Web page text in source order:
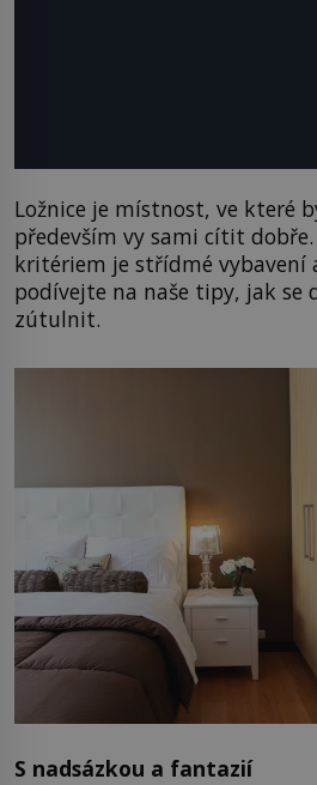
Ložnice je místnost, ve které
především vy sami cítit
kritériem je střídmé vybavení
podívejte na naše tipy, jak se
zútulnit.
S nadsázkou a fantazií